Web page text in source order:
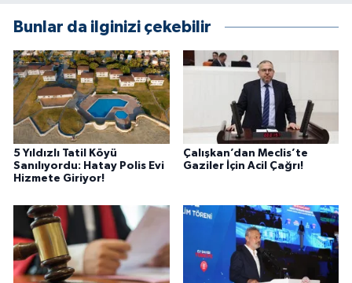
Bunlar da ilginizi çekebilir
5 Yıldızlı Tatil Köyü
Sanılıyordu: Hatay Polis Evi
Hizmete Giriyor!
Çalışkan’dan Meclis’te
Gaziler İçin Acil Çağrı!